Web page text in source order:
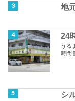
地
24
うる
時間
シ